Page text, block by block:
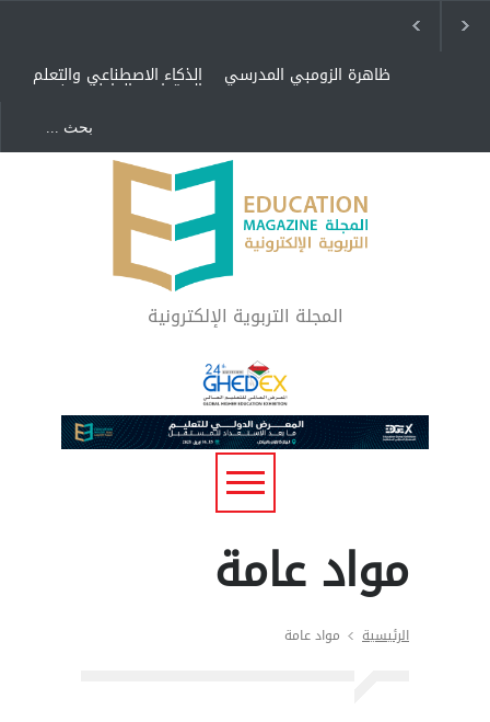
الذكاء الاصطناعي والتعلم
الاجتماعي العاطفي: نحو
ظاهرة الزومبي المدرسي
شراكة مجتمعية لمجمع
تعليمي بالطائف تستهدف
الأيتام وأبناء الشهداء
والمتفوقين
لاستمرار أسلوب التربية
هل الذكاء العاطفي أساس
رفاه المجتمع؟
المجلة التربوية الإلكترونية
مواد عامة
الرئيسية مواد عامة